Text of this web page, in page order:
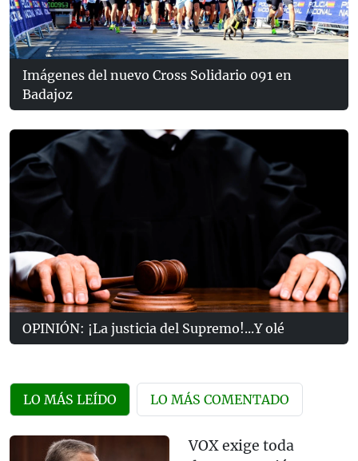
Imágenes del nuevo Cross Solidario 091 en
Badajoz
OPINIÓN: ¡La justicia del Supremo!...Y olé
LO MÁS LEÍDO LO MÁS COMENTADO
VOX exige toda